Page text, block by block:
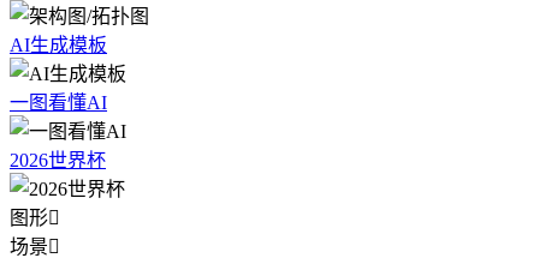
AI生成模板
一图看懂AI
2026世界杯
图形
场景